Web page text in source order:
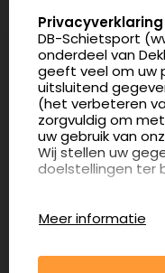
4.8
175
info@db-
Openingstijden
Dinsdag en
uur
Afspraak maken
Nieuwsbrief
SELECT LANGUAGE
Privacyverklaring
DB-Schietsport
onderdeel van
geeft veel om uw
uitsluitend
(het verbeteren
zorgvuldig om
uw gebruik van
Wij stellen uw
doelstellingen ter
Meer informatie